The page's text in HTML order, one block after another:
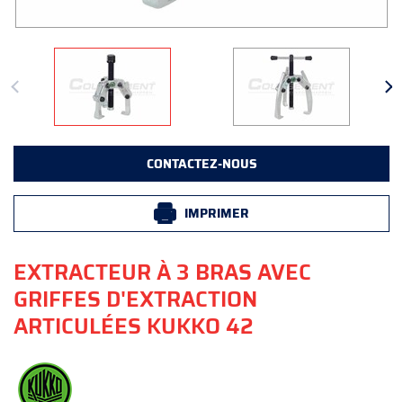
CONTACTEZ-NOUS
IMPRIMER
EXTRACTEUR À 3 BRAS AVEC
GRIFFES D'EXTRACTION
ARTICULÉES KUKKO 42